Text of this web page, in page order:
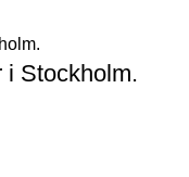
i Stockholm.